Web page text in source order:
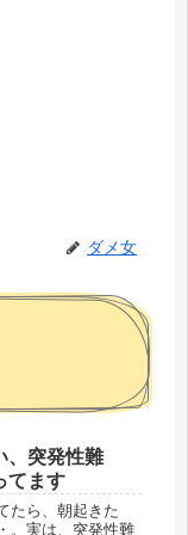
ダメ女
、突発性難
てます
たら、朝起きた
。実は、突発性難